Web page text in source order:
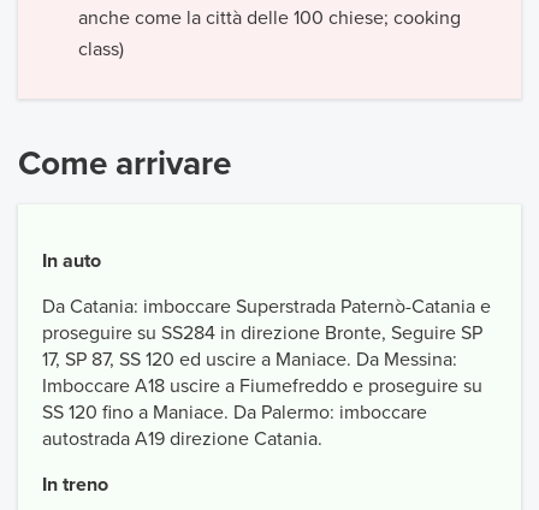
anche come la città delle 100 chiese; cooking
class)
Come arrivare
In auto
Da Catania: imboccare Superstrada Paternò-Catania e
proseguire su SS284 in direzione Bronte, Seguire SP
17, SP 87, SS 120 ed uscire a Maniace. Da Messina:
Imboccare A18 uscire a Fiumefreddo e proseguire su
SS 120 fino a Maniace. Da Palermo: imboccare
autostrada A19 direzione Catania.
In treno